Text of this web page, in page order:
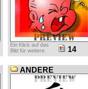
Ein Klick auf das
Bild für weitere.
14
ANDERE